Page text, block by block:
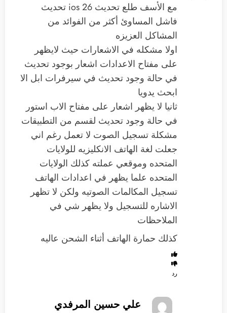
مع الأسف طلع تحديث ios 26 تحديث
فاشل المساوئ أكثر من الفوائد من
المشاكل العزيزه
اولا مشكله في الاشعارات حيث لايظهر
على مفتاح الاعدادات اشعار بوجود تحديث
في حالة وجود تحديث في سيرفرات ابل الا
ابحث يدويا
ثانيا لا يظهر اشعار على مفتاح الاب استور
في حالة وجود تحديث لقسم من التطبيقات
مشكلة تسجيل الصوت لا تعمل رغم اني
جعلت لغة الهاتف الانكليزيه للولايات
المتحده وموقعي عملته كذلك الولايات
المتحده علما يظهر في اعدادات الهاتف
تسجيل المكالمات الصوتيه ولكن لا تظهر
الاشاره للتسجيل ولا يظهر شي في
الملاحظات
كذلك حمارة الهاتف أثناء الشحن عاليه
رد
علي حسين المرفدي